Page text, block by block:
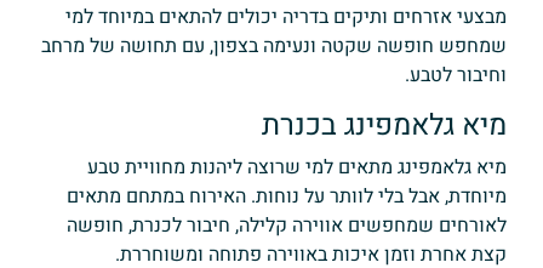
מבצעי אזרחים ותיקים בדריה יכולים להתאים במיוחד למי
שמחפש חופשה שקטה ונעימה בצפון, עם תחושה של מרחב
וחיבור לטבע.
מיא גלאמפינג בכנרת
מיא גלאמפינג מתאים למי שרוצה ליהנות מחוויית טבע
מיוחדת, אבל בלי לוותר על נוחות. האירוח במתחם מתאים
לאורחים שמחפשים אווירה קלילה, חיבור לכנרת, חופשה
קצת אחרת וזמן איכות באווירה פתוחה ומשוחררת.